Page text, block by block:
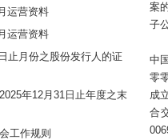
运营资料
运营资料
止月份之股份发行人的证
年12月31日止年度之末
工作规则
案
子
中
零
成
合